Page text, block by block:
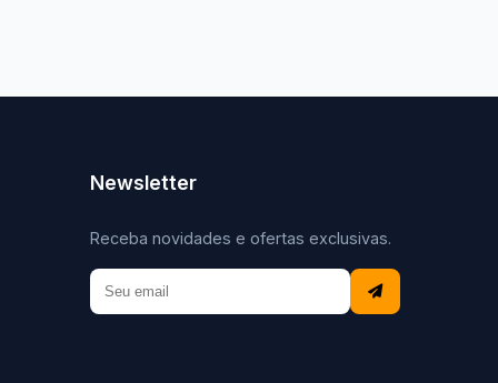
Newsletter
Receba novidades e ofertas exclusivas.